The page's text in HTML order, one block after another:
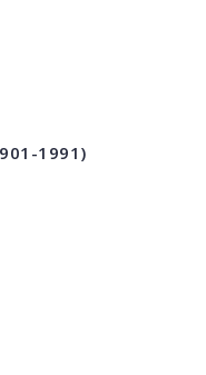
1991)